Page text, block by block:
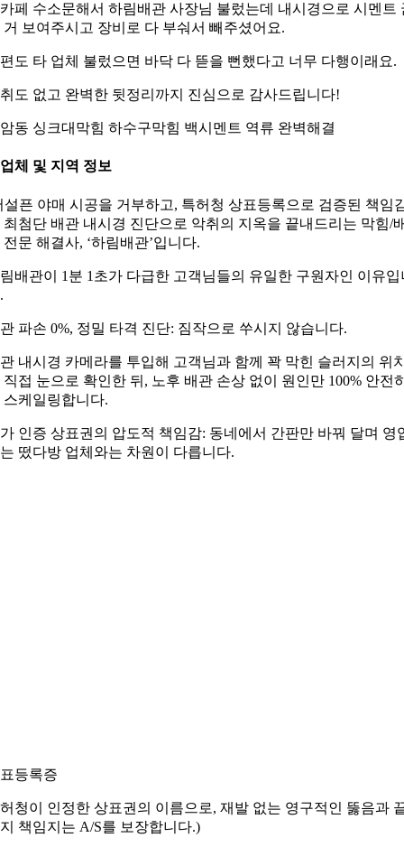
페 수소문해서 하림배관 사장님 불렀는데 내시경으로 시멘트
거 보여주시고 장비로 다 부숴서 빼주셨어요.
도 타 업체 불렀으면 바닥 다 뜯을 뻔했다고 너무 다행이래요.
도 없고 완벽한 뒷정리까지 진심으로 감사드립니다!
동 싱크대막힘 하수구막힘 백시멘트 역류 완벽해결
체 및 지역 정보
설픈 야매 시공을 거부하고, 특허청 상표등록으로 검증된 책임
최첨단 배관 내시경 진단으로 악취의 지옥을 끝내드리는 막힘/
전문 해결사, ‘하림배관’입니다.
배관이 1분 1초가 다급한 고객님들의 유일한 구원자인 이유입
파손 0%, 정밀 타격 진단: 짐작으로 쑤시지 않습니다.
내시경 카메라를 투입해 고객님과 함께 꽉 막힌 슬러지의 위
직접 눈으로 확인한 뒤, 노후 배관 손상 없이 원인만 100% 안전
스케일링합니다.
인증 상표권의 압도적 책임감: 동네에서 간판만 바꿔 달며 영
떴다방 업체와는 차원이 다릅니다.
등록증
청이 인정한 상표권의 이름으로, 재발 없는 영구적인 뚫음과
책임지는 A/S를 보장합니다.)